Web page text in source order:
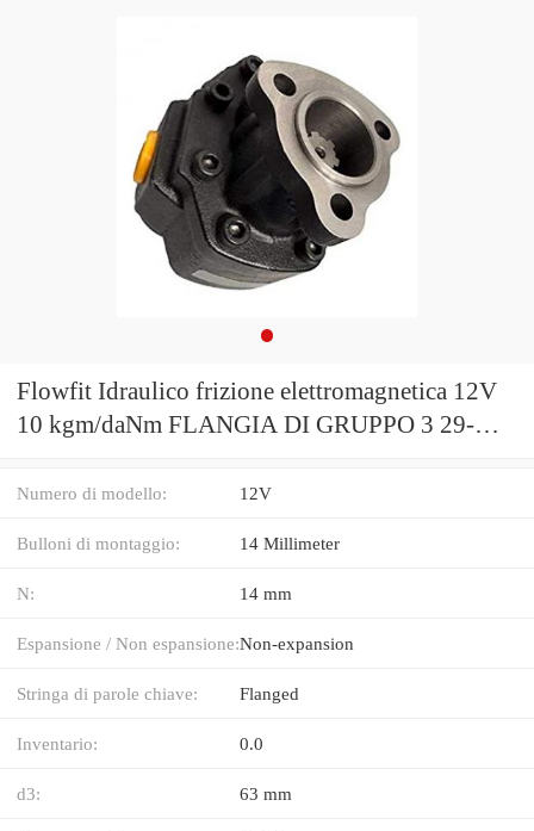
Flowfit Idraulico frizione elettromagnetica 12V
10 kgm/daNm FLANGIA DI GRUPPO 3 29-
Numero di modello: 12V
Bulloni di montaggio: 14 Millimeter
N: 14 mm
Espansione / Non espansione:Non-expansion
Stringa di parole chiave: Flanged
Inventario: 0.0
d3: 63 mm